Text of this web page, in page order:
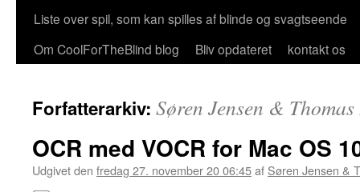
Liste over spil, som kan spilles af blinde og svagtseende
Om CoolForTheBlind blog
Bliv opdateret kontakt os
Forfatterarkiv: Søren Jensen &
OCR med VOCR for Mac OS
Udgivet den fredag 27. november 20 06:45af Søren Jensen &